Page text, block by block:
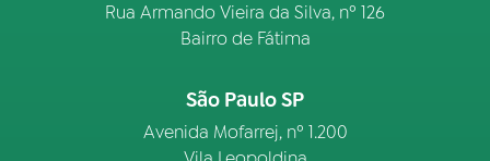
Rua Armando Vieira da Silva, nº 126
Bairro de Fátima
São Paulo SP
Avenida Mofarrej, nº 1.200